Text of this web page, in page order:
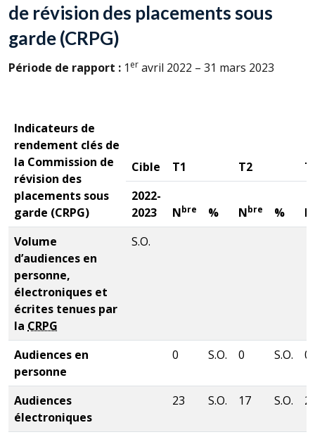
de révision des placements sous
garde (CRPG)
Période de rapport : 1 er avril 2022 – 31 mars 2023
Indicateurs de
rendement clés de
la Commission de
révision des
placements sous
garde (CRPG)
Cible T1 T2
2022-
2023
Nbre % Nbre % N
Volume
d’audiences en
personne,
électroniques et
écrites tenues par
la CRPG
S.O.
Audiences en
personne
0 S.O. 0 S.O. 0
Audiences
électroniques
23 S.O. 17 S.O.